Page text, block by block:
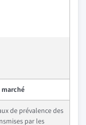
de prévalence des
par les